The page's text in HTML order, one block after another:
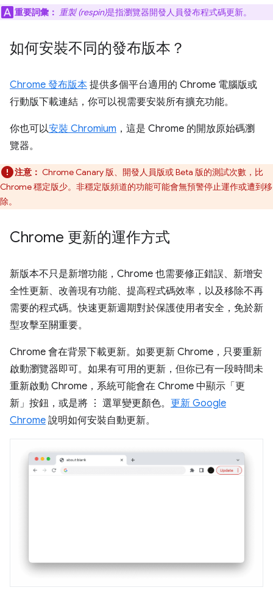
重要詞彙： 重製 (respin)是指瀏覽器開發人員發布程式碼更新。
如何安裝不同的發布版本？
Chrome 發布版本 提供多個平台適用的 Chrome 電腦版或
行動版下載連結，你可以視需要安裝所有擴充功能。
你也可以安裝 Chromium ，這是 Chrome 的開放原始碼瀏
覽器。
注意： Chrome Canary 版、開發人員版或 Beta 版的測試次數，比
Chrome 穩定版少。非穩定版頻道的功能可能會無預警停止運作或遭到移
除。
Chrome 更新的運作方式
新版本不只是新增功能，Chrome 也需要修正錯誤、新增安
全性更新、改善現有功能、提高程式碼效率，以及移除不再
需要的程式碼。快速更新週期對於保護使用者安全，免於新
型攻擊至關重要。
Chrome 會在背景下載更新。如要更新 Chrome，只要重新
啟動瀏覽器即可。如果有可用的更新，但你已有一段時間未
重新啟動 Chrome，系統可能會在 Chrome 中顯示「更
新」按鈕，或是將 ⋮ 選單變更顏色。 更新 Google
Chrome 說明如何安裝自動更新。